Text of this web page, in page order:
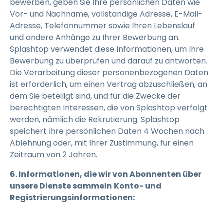
Vor- und Nachname, vollständige Adresse, E-Mail-
Adresse, Telefonnummer sowie Ihren Lebenslauf
und andere Anhänge zu Ihrer Bewerbung an.
Splashtop verwendet diese Informationen, um Ihre
Bewerbung zu überprüfen und darauf zu antworten.
Die Verarbeitung dieser personenbezogenen Daten
ist erforderlich, um einen Vertrag abzuschließen, an
dem Sie beteiligt sind, und für die Zwecke der
berechtigten Interessen, die von Splashtop verfolgt
werden, nämlich die Rekrutierung. Splashtop
speichert Ihre persönlichen Daten 4 Wochen nach
Ablehnung oder, mit Ihrer Zustimmung, für einen
Zeitraum von 2 Jahren.
6. Informationen, die wir von Abonnenten über
unsere Dienste sammeln Konto- und
Registrierungsinformationen: